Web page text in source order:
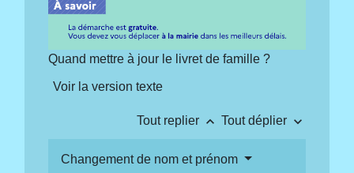
Quand mettre à jour le livret de famille ?
Voir la version texte
Tout replier keyboard_arrow_up Tout déplier keyboard_arrow_down
Changement de nom et prénom